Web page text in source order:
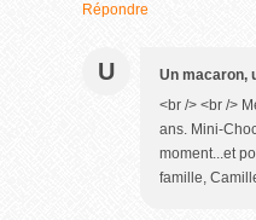
Répondre
U Un macaron,
<br /> <br />
ans. Mini-
moment...et
famille,